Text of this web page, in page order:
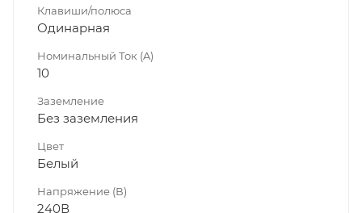
Клавиши/полюса
Одинарная
Номинальный Ток (A)
10
Заземление
Без заземления
Цвет
Белый
Напряжение (В)
240В